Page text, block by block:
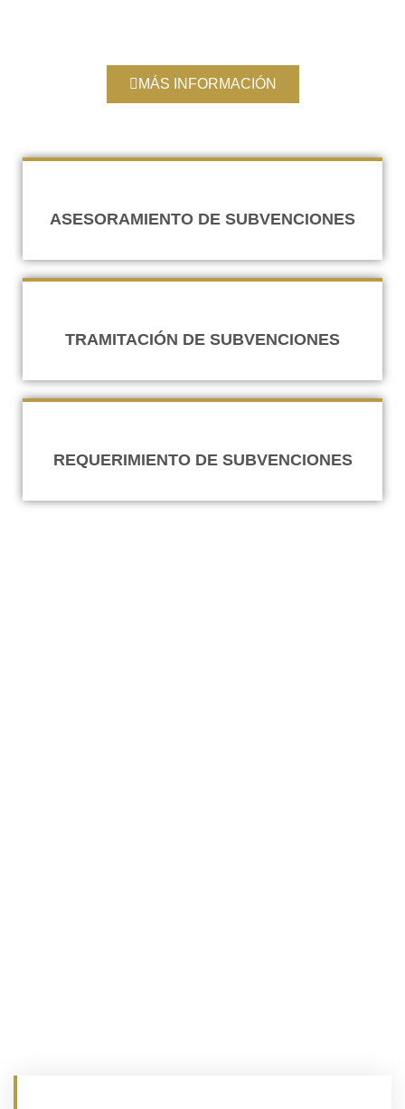
MÁS INFORMACIÓN
ASESORAMIENTO DE SUBVENCIONES
TRAMITACIÓN DE SUBVENCIONES
REQUERIMIENTO DE SUBVENCIONES